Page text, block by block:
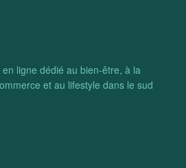
ligne dédié au bien-être, à la
et au lifestyle dans le sud